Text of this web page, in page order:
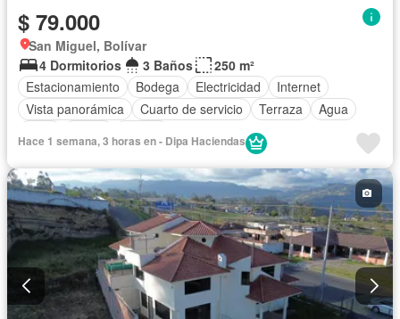
$ 79.000
San Miguel, Bolívar
4 Dormitorios
3 Baños
250 m²
Estacionamiento
Bodega Electricidad
Internet
Vista panorámica
Cuarto de servicio Terraza
Agua
Hace 1 semana, 3 horas en - Dipa Haciendas